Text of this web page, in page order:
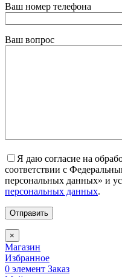
Ваш номер телефона
Ваш вопрос
Я даю согласие на
соответствии с
персональных данных» и
персональных данных.
×
Магазин
Избранное
0 элемент Заказ